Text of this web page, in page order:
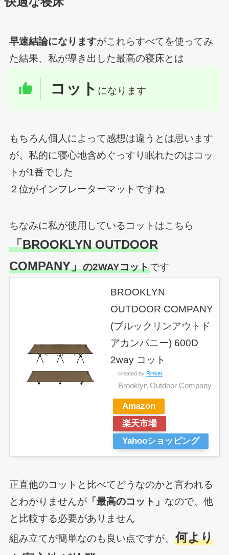
早速結論になりますがこれらすべてを使ってみ
た結果、私が導き出した最高の寝床とは
コット になります
もちろん個人によって感想は違うとは思います
が、私的に寝心地含めぐっすり眠れたのはコッ
トが1番でした
２位がインフレーターマットですね
ちなみに私が使用しているコットはこちら
「BROOKLYN OUTDOOR
COMPANY」の2WAYコットです
BROOKLYN
OUTDOOR COMPANY
(ブルックリンアウトド
アカンパニー) 600D
2way コット
created by Rinker
Brooklyn Outdoor Company
Amazon
楽天市場
Yahooショッピング
正直他のコットと比べてどうなのかと言われる
とわかりませんが「最高のコット」 なので、他
と比較する必要がありません
組み立てが簡単なのも良い点ですが、 何より